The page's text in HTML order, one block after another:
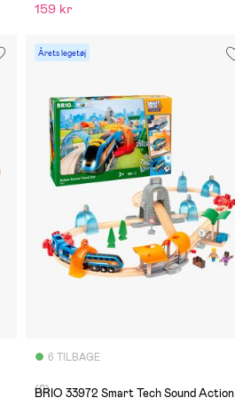
159 kr
Årets legetøj
6 TILBAGE
(0)
BRIO 33972 Smart Tech Sound Action